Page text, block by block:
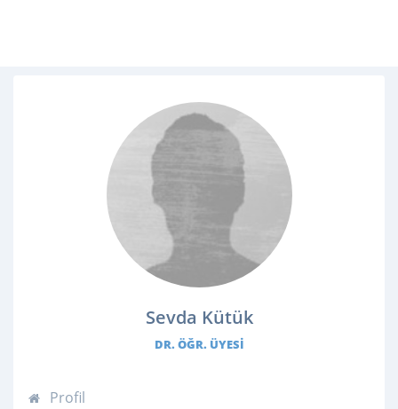
Sevda Kütük
DR. ÖĞR. ÜYESI
Profil